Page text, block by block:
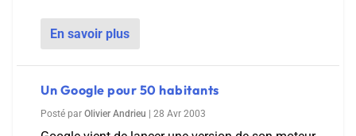
En savoir plus
Un Google pour 50 habitants
Posté par Olivier Andrieu 28 Avr 2003